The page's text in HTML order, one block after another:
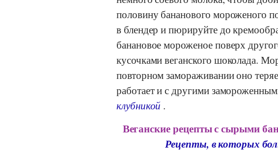
половину бананового мороженого
в блендер и пюрируйте до
банановое мороженое поверх
кусочками веганского шоколада.
повторном замораживании оно
работает и с другими
клубникой .
Веганские рецепты с сырыми
Рецепты, в которых